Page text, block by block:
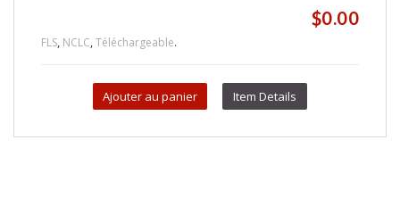
$0.00
FLS, NCLC,Téléchargeable.
Ajouter au panier Item Details